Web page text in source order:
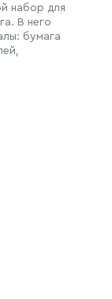
набор для
В него
бумага